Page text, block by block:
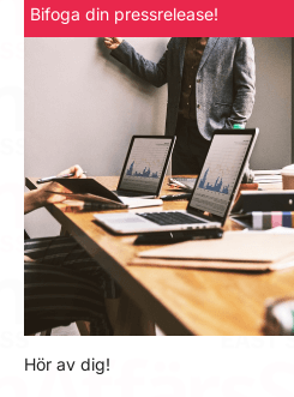
Bifoga din pressrelease!
Hör av dig!